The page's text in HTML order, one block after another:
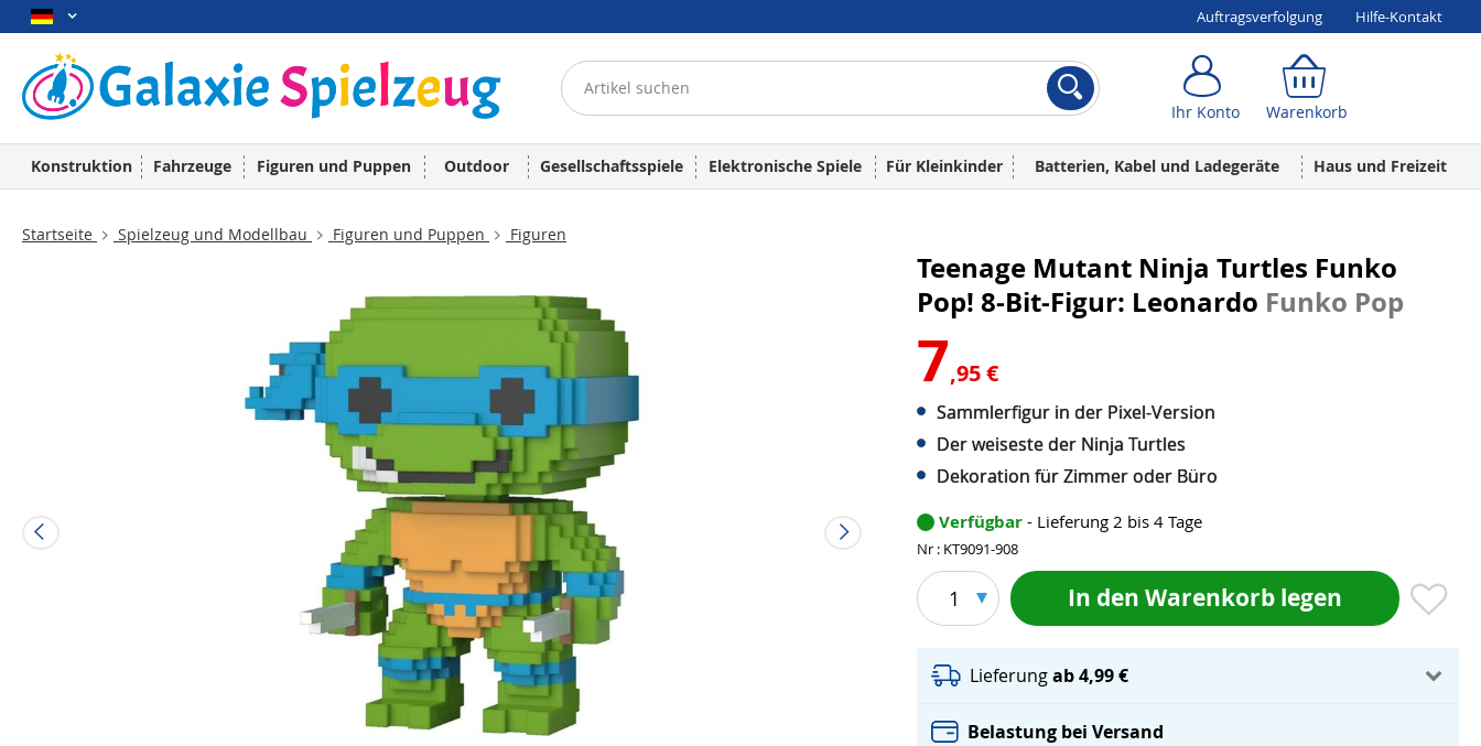
Auftragsverfolgung Hilfe-Kontakt
Ihr Konto Warenkorb
Konstruktion Fahrzeuge Figuren und Puppen Outdoor Gesellschaftsspiele Elektronische Spiele Für Kleinkinder Batterien, Kabel und Ladegeräte Haus und Freizeit
Startseite Spielzeug und Modellbau Figuren und Puppen Figuren
Teenage Mutant Ninja Turtles Funko
Pop! 8-Bit-Figur: Leonardo Funko Pop
7,95 €
Sammlerfigur in der Pixel-Version
Der weiseste der Ninja Turtles
Dekoration für Zimmer oder Büro
Verfügbar - Lieferung 2 bis 4 Tage
Nr : KT9091-908
1 In den Warenkorb legen
Lieferungab 4,99 €
Belastung bei Versand
Ihr Konto Warenkorb